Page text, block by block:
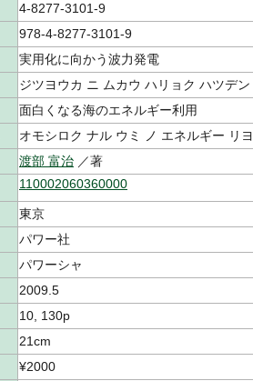
4-8277-3101-9
978-4-8277-3101-9
実用化に向かう波力発電
ジツヨウカ ニ ムカウ ハリョク ハツデン
面白くなる海のエネルギー利用
オモシロク ナル ウミ ノ エネルギー リ
渡部 富治 ／著
110002060360000
東京
パワー社
パワーシャ
2009.5
10, 130p
21cm
¥2000